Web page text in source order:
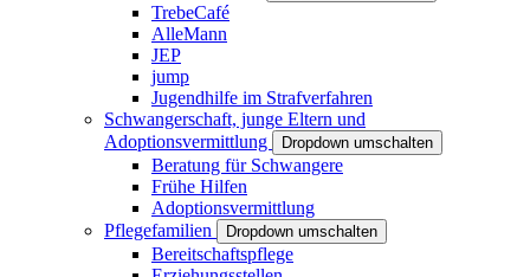
TrebeCafé
AlleMann
JEP
jump
Jugendhilfe im Strafverfahren
Schwangerschaft, junge Eltern und
Adoptionsvermittlung
Dropdown umschalten
Beratung für Schwangere
Frühe Hilfen
Adoptionsvermittlung
Pflegefamilien
Dropdown umschalten
Bereitschaftspflege